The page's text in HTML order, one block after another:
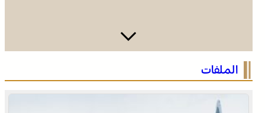
عامل إقليم تاونات يترأس حفل استقبال بمناسبة تخليد اليوم
الوطني للمغاربة المقيمين بالخارج
الملفات